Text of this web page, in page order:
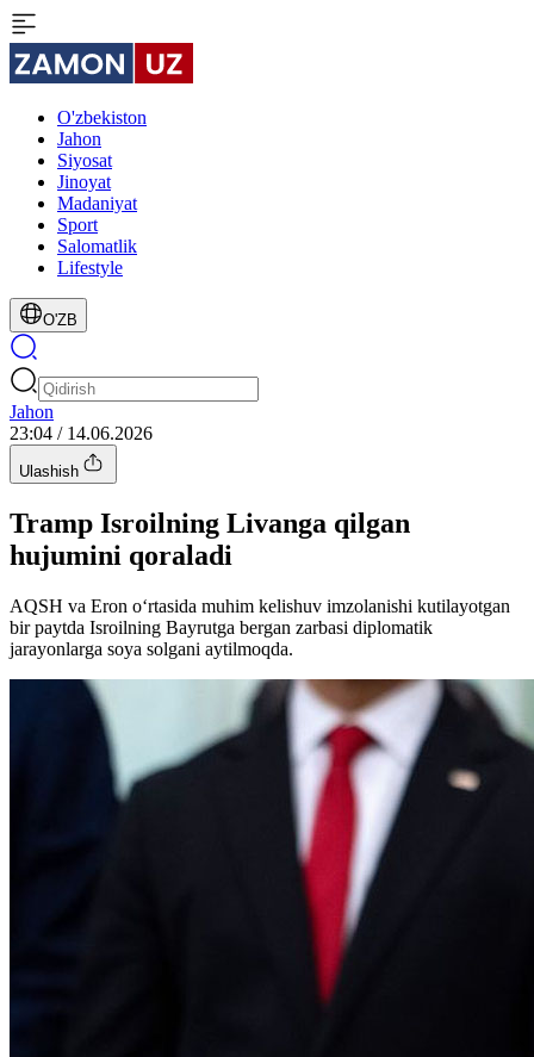
O'zbekiston
Jahon
Siyosat
Jinoyat
Madaniyat
Sport
Salomatlik
Lifestyle
O'ZB
Jahon
23:04 / 14.06.2026
Ulashish
Tramp Isroilning Livanga qilgan
hujumini qoraladi
AQSH va Eron o‘rtasida muhim kelishuv imzolanishi kutilayotgan
bir paytda Isroilning Bayrutga bergan zarbasi diplomatik
jarayonlarga soya solgani aytilmoqda.